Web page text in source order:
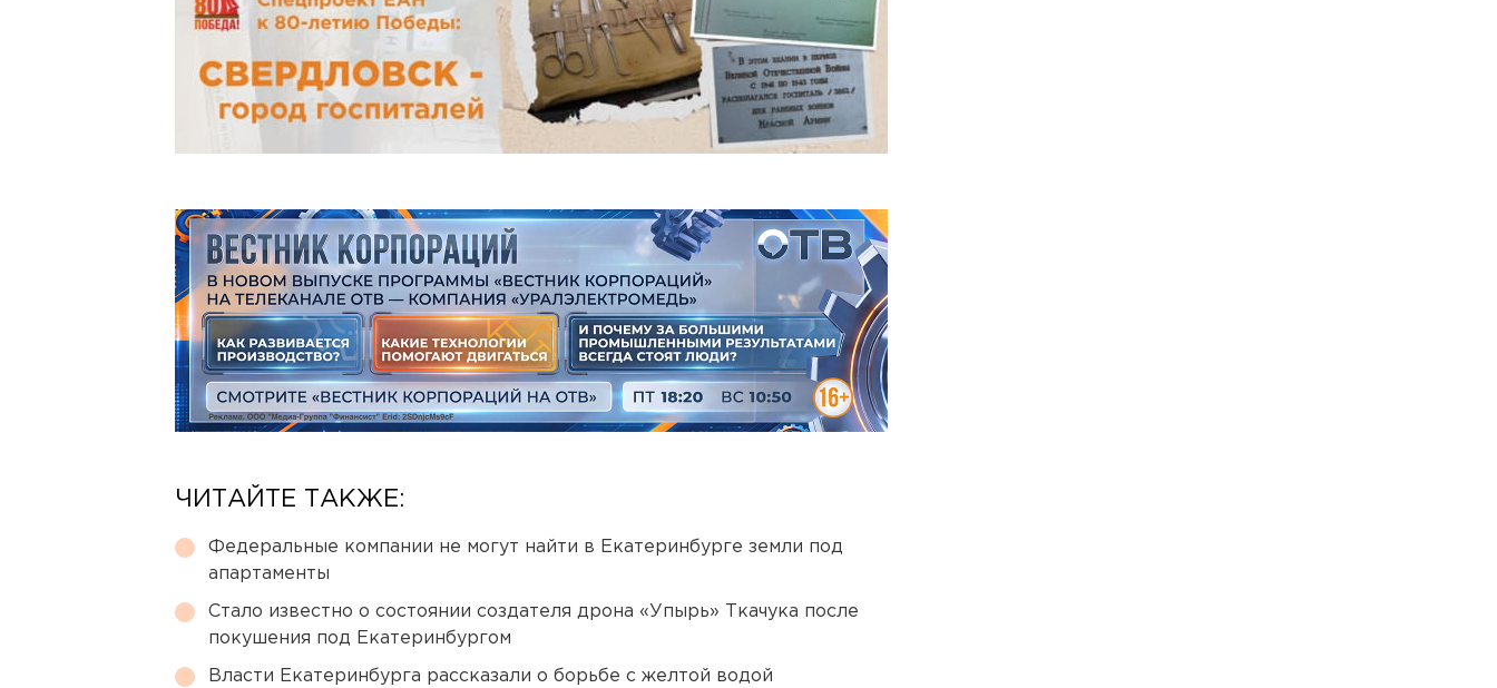
ЧИТАЙТЕ ТАКЖЕ:
Федеральные компании не могут найти в Екатеринбурге земли под
апартаменты
Стало известно о состоянии создателя дрона «Упырь» Ткачука после
покушения под Екатеринбургом
Власти Екатеринбурга рассказали о борьбе с желтой водой